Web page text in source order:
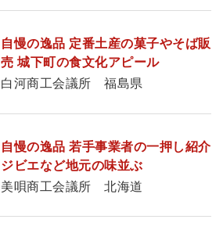
自慢の逸品 定番土産の菓子やそば販
売 城下町の食文化アピール
白河商工会議所 福島県
自慢の逸品 若手事業者の一押し紹介
ジビエなど地元の味並ぶ
美唄商工会議所 北海道